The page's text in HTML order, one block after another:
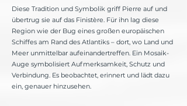
Diese Tradition und Symbolik griff Pierre auf und
übertrug sie auf das Finistère. Für ihn lag diese
Region wie der Bug eines großen europäischen
Schiffes am Rand des Atlantiks – dort, wo Land und
Meer unmittelbar aufeinandertreffen. Ein Mosaik-
Auge symbolisiert Aufmerksamkeit, Schutz und
Verbindung. Es beobachtet, erinnert und lädt dazu
ein, genauer hinzusehen.